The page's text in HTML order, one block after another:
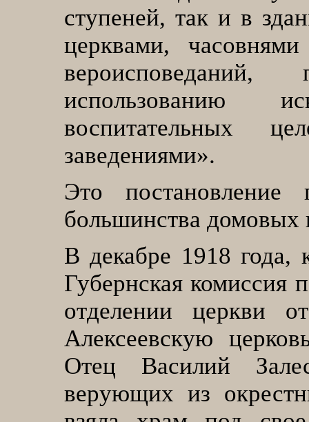
ступеней, так и в
церквами,
использованию
воспитательных
заведениями».
Это постановление
большинства домовых
В декабре 1918 года,
Губернская комиссия
отделении церкви
Алексеевскую
Отец Василий
верующих из